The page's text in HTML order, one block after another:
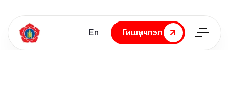
En
Гишүүнчлэл
Гишүүнчлэл